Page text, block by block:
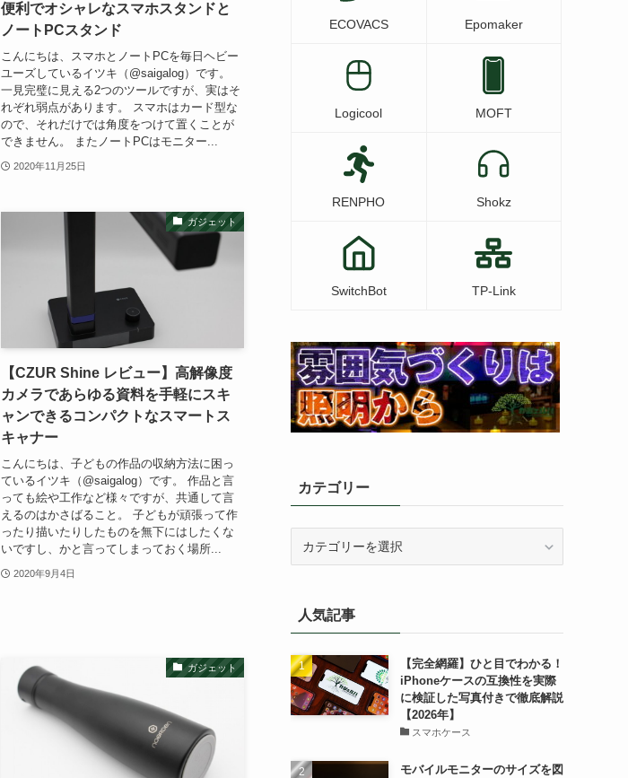
便利でオシャレなスマホスタンドと
ノートPCスタンド
こんにちは、スマホとノートPCを毎日ヘビー
ユーズしているイツキ（@saigalog）です。
一見完璧に見える2つのツールですが、実はそ
れぞれ弱点があります。 スマホはカード型な
ので、それだけでは角度をつけて置くことが
できません。 またノートPCはモニター...
2020年11月25日
ガジェット
【CZUR Shine レビュー】高解像度
カメラであらゆる資料を手軽にスキ
ャンできるコンパクトなスマートス
キャナー
こんにちは、子どもの作品の収納方法に困っ
ているイツキ（@saigalog）です。 作品と言
っても絵や工作など様々ですが、共通して言
えるのはかさばること。 子どもが頑張って作
ったり描いたりしたものを無下にはしたくな
いですし、かと言ってしまっておく場所...
2020年9月4日
ガジェット
ECOVACS Epomaker
Logicool MOFT
RENPHO Shokz
SwitchBot TP-Link
カテゴリー
ー人気記事
【完全網羅】ひと目でわかる！
iPhoneケースの互換性を実際
に検証した写真付きで徹底解説
【2026年】
スマホケース
モバイルモニターのサイズを図